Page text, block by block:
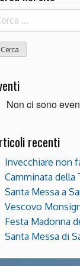
Non ci sono
recenti
Invecchiare non
Camminata della
Santa Messa a
Vescovo
Festa Madonna
Santa Messa di